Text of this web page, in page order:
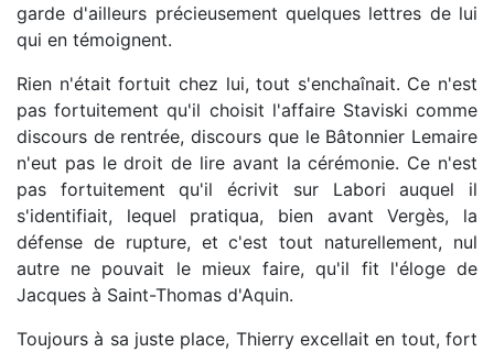
garde d'ailleurs précieusement quelques lettres de lui
qui en témoignent.
Rien n'était fortuit chez lui, tout s'enchaînait. Ce n'est
pas fortuitement qu'il choisit l'affaire Staviski comme
discours de rentrée, discours que le Bâtonnier Lemaire
n'eut pas le droit de lire avant la cérémonie. Ce n'est
pas fortuitement qu'il écrivit sur Labori auquel il
s'identifiait, lequel pratiqua, bien avant Vergès, la
défense de rupture, et c'est tout naturellement, nul
autre ne pouvait le mieux faire, qu'il fit l'éloge de
Jacques à Saint-Thomas d'Aquin.
Toujours à sa juste place, Thierry excellait en tout, fort